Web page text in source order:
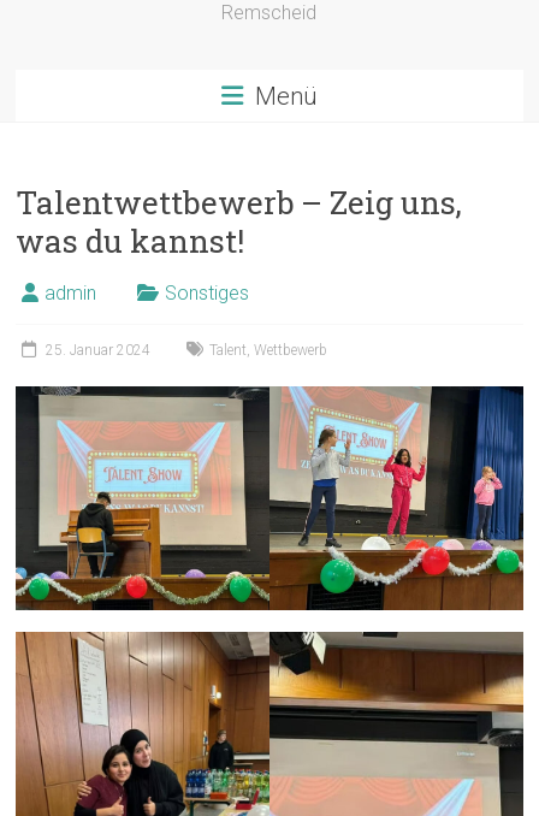
Remscheid
Menü
Talentwettbewerb – Zeig uns,
was du kannst!
admin Sonstiges
25. Januar 2024 Talent,Wettbewerb